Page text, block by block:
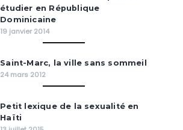
étudier en République
Dominicaine
19 janvier 2014
Saint-Marc, la ville sans sommeil
24 mars 2012
Petit lexique de la sexualité en
Haïti